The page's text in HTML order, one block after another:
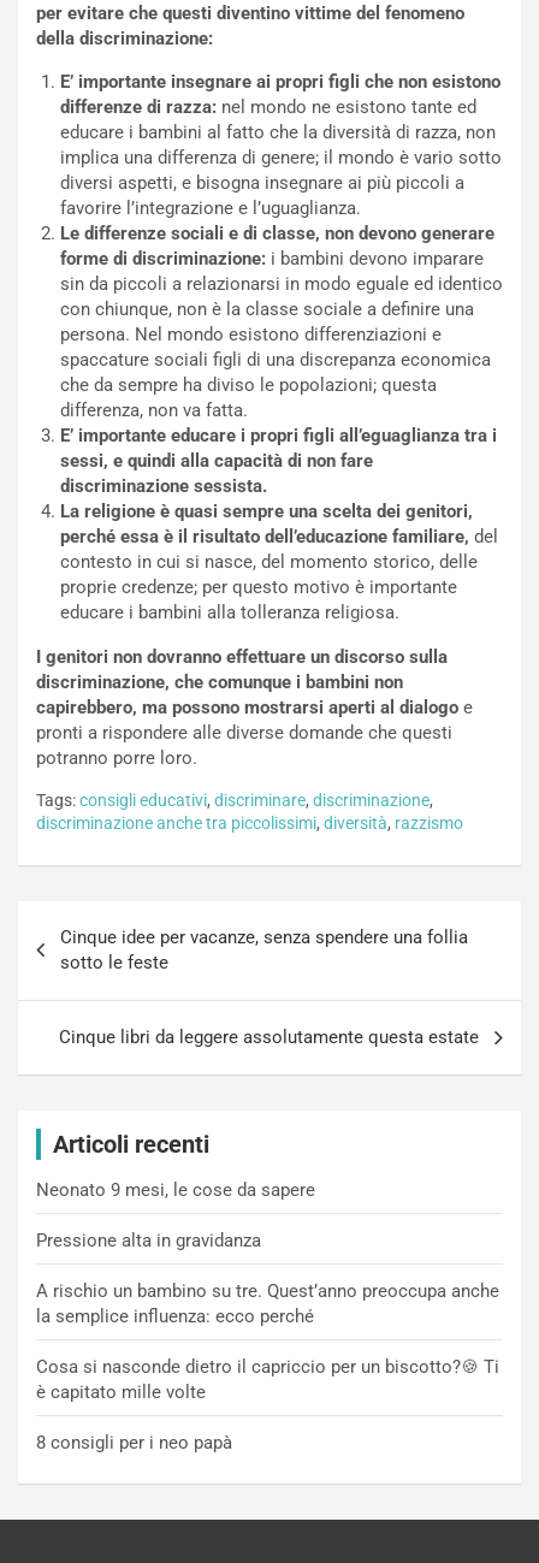
per evitare che questi diventino vittime del fenomeno
della discriminazione:
E’ importante insegnare ai propri figli che non esistono
differenze di razza: nel mondo ne esistono tante ed
educare i bambini al fatto che la diversità di razza, non
implica una differenza di genere; il mondo è vario sotto
diversi aspetti, e bisogna insegnare ai più piccoli a
favorire l’integrazione e l’uguaglianza.
Le differenze sociali e di classe, non devono generare
forme di discriminazione: i bambini devono imparare
sin da piccoli a relazionarsi in modo eguale ed identico
con chiunque, non è la classe sociale a definire una
persona. Nel mondo esistono differenziazioni e
spaccature sociali figli di una discrepanza economica
che da sempre ha diviso le popolazioni; questa
differenza, non va fatta.
E’ importante educare i propri figli all’eguaglianza tra i
sessi, e quindi alla capacità di non fare
discriminazione sessista.
La religione è quasi sempre una scelta dei genitori,
perché essa è il risultato dell’educazione familiare, del
contesto in cui si nasce, del momento storico, delle
proprie credenze; per questo motivo è importante
educare i bambini alla tolleranza religiosa.
I genitori non dovranno effettuare un discorso sulla
discriminazione, che comunque i bambini non
capirebbero, ma possono mostrarsi aperti al dialogo e
pronti a rispondere alle diverse domande che questi
potranno porre loro.
Tags:consigli educativi, discriminare, discriminazione,
discriminazione anche tra piccolissimi, diversità, razzismo
articoli
Cinque idee per vacanze, senza spendere una follia
sotto le feste
Cinque libri da leggere assolutamente questa estate
Articoli recenti
Neonato 9 mesi, le cose da sapere
Pressione alta in gravidanza
A rischio un bambino su tre. Quest’anno preoccupa anche
la semplice influenza: ecco perché
Cosa si nasconde dietro il capriccio per un biscotto?🍪 Ti
è capitato mille volte
8 consigli per i neo papà